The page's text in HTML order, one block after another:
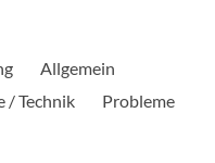
Allgemein
/ Technik
Probleme